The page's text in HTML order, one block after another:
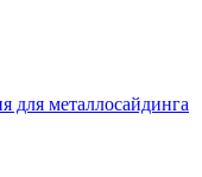
металлосайдинга